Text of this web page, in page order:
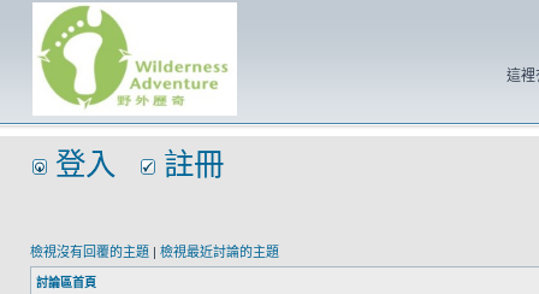
這裡
登入 註冊
檢視沒有回覆的主題 | 檢視最近討論的主題
討論區首頁